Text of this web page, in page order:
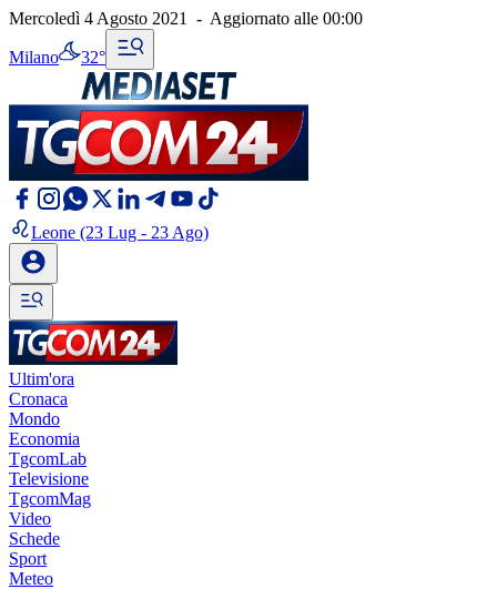
Mercoledì 4 Agosto 2021 - Aggiornato alle 00:00
Milano 32°
Leone (23 Lug - 23 Ago)
Ultim'ora
Cronaca
Mondo
Economia
TgcomLab
Televisione
TgcomMag
Video
Schede
Sport
Meteo